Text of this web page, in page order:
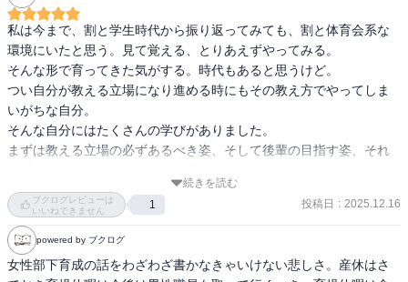
私は今まで、割と学生時代から振り返ってみても、割と体育会系な
環境にいたと思う。見て覚える、とりあえずやってみる。
そんな形で育ってきた気がする。時代もあると思うけど。
つい自分が教える立場になり進める時にもその教え方でやってしま
いがちな自分。
そんな自分にはたくさんの学びがありました。
まずは教える立場の必ずあるべき姿、そして後輩の目指す姿、それ
お客様ののぞむ、上のものを目指し提供できること、責任をもつオ
ーナーシップがあること。
それは当たり前のようで、実は馴れ合いになったりしてしまうこと
もなくはない、中では実は難しいこと。
それを常に体現し続けるのが、先輩や上司。
続きを読む
ブクログレビューは
いいねできません
1 投稿日 : 2025.12.16
powered by ブクログ
女性部下育成の話をわざわざ書かなきゃいけない悲しさ。産休はさ